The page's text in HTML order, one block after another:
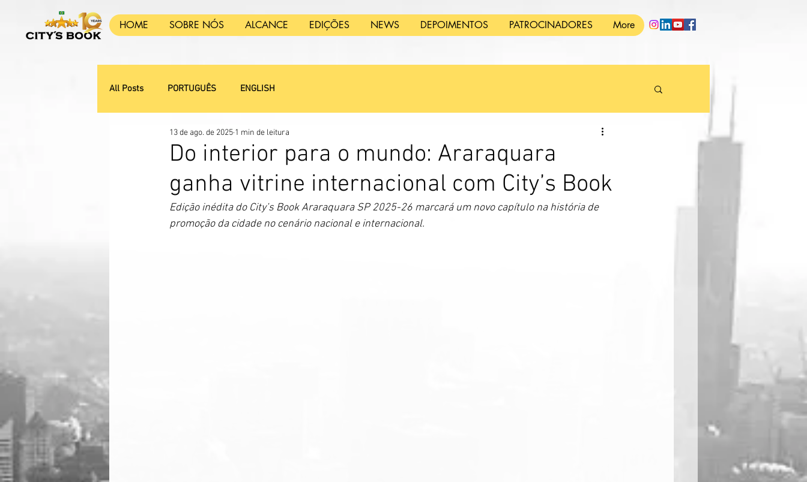
HOME SOBRE NÓS ALCANCE EDIÇÕES NEWS DEPOIMENTOS PATROCINADORES More
All Posts PORTUGUÊS ENGLISH
Do interior para o mundo: Araraquara
ganha vitrine internacional com City’s Book
13 de ago. de 2025 1 min de leitura
Edição inédita do City’s Book Araraquara SP 2025-26 marcará um novo capítulo na história de
promoção da cidade no cenário nacional e internacional.